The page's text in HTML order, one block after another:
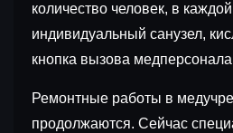
количество человек, в
индивидуальный санузел,
кнопка вызова
Ремонтные работы в
продолжаются. Сейчас